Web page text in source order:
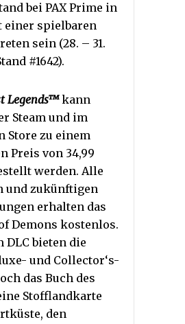
bei PAX Prime in
einer spielbaren
sein (28. – 31.
#1642).
Legends™kann
Steam und im
Store zu einem
Preis von 34,99
werden. Alle
und zukünftigen
erhalten das
Demons kostenlos.
DLC bieten die
und Collector‘s-
das Buch des
Stofflandkarte
den